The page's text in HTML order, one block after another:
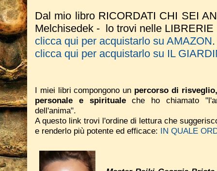
Dal mio libro RICORDATI CHI SEI
Melchisedek - lo trovi nelle LIBRERIE
clicca qui per acquistarlo su AMAZON.
clicca qui per acquistarlo su IL
I miei libri compongono un percorso di
personale e spiritualeche ho chiamato
dell'anima".
A questo link trovi l'ordine di lettura che
e renderlo più potente ed efficace: IN QUALE